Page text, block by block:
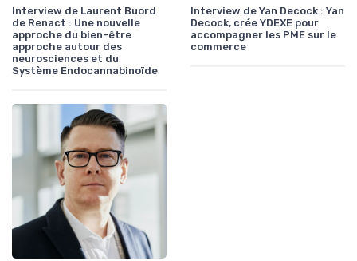
Interview de Laurent Buord
de Renact : Une nouvelle
approche du bien-être
approche autour des
neurosciences et du
Système Endocannabinoïde
Interview de Yan Decock : Yan
Decock, crée YDEXE pour
accompagner les PME sur le
commerce